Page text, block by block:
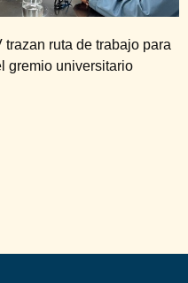
ruta de trabajo para
gremio universitario